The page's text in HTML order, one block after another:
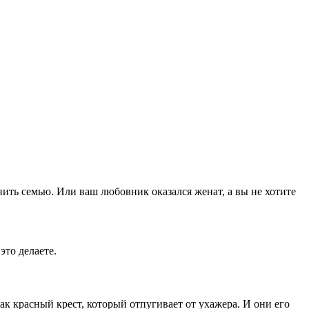
семью. Или ваш любовник оказался женат, а вы не хотите
делаете.
красный крест, который отпугивает от ухажера. И они его